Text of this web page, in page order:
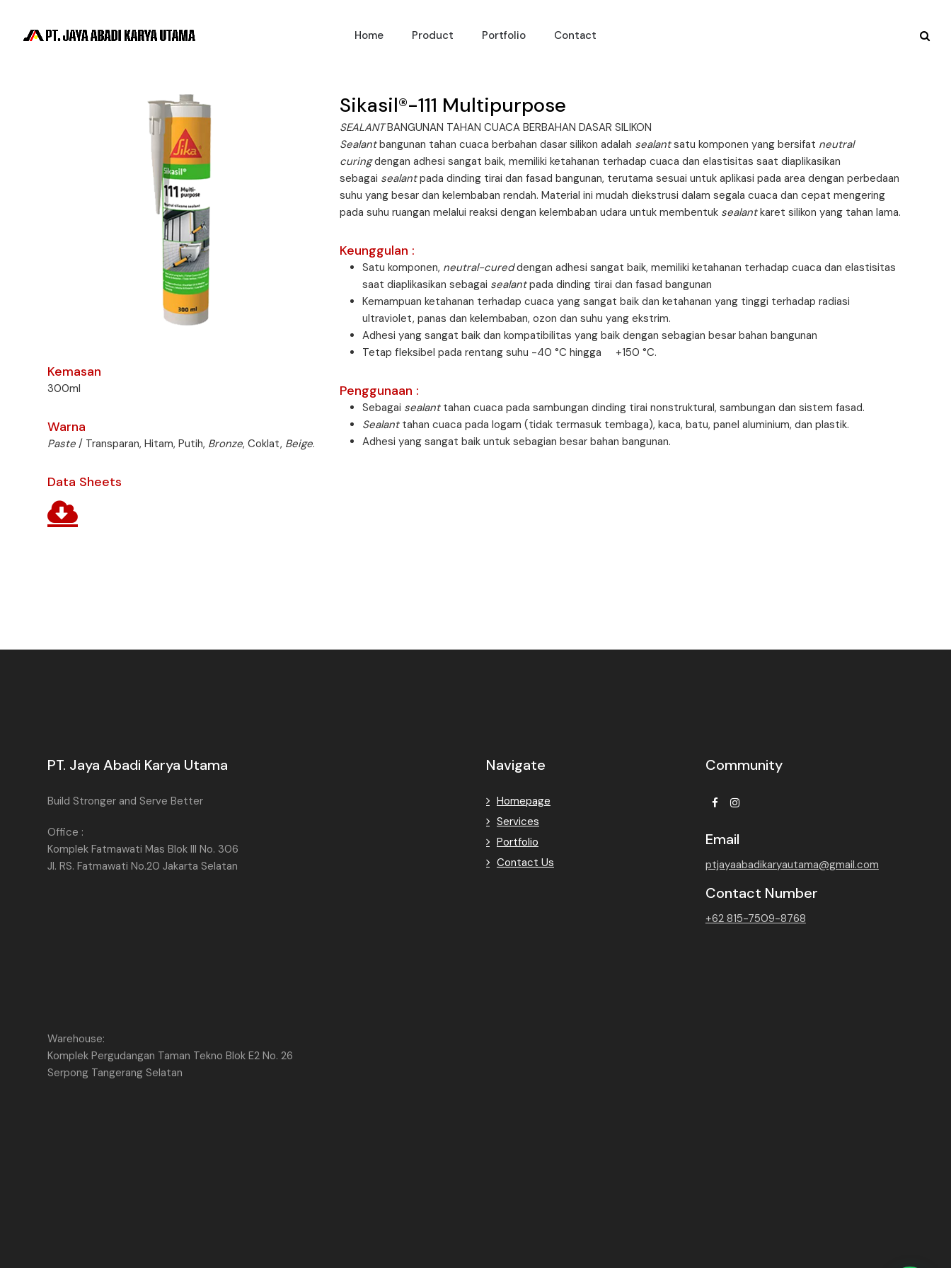
Home Product Portfolio Contact
Kemasan
300ml
Warna
Paste / Transparan, Hitam, Putih, Bronze, Coklat, Beige.
Data Sheets
Sikasil®-111 Multipurpose
SEALANTBANGUNAN TAHAN CUACA BERBAHAN DASAR SILIKON
Sealantbangunan tahan cuaca berbahan dasar silikon adalah sealantsatu komponen yang bersifat neutral
curingdengan adhesi sangat baik, memiliki ketahanan terhadap cuaca dan elastisitas saat diaplikasikan
sebagai sealantpada dinding tirai dan fasad bangunan, terutama sesuai untuk aplikasi pada area dengan perbedaan
suhu yang besar dan kelembaban rendah. Material ini mudah diekstrusi dalam segala cuaca dan cepat mengering
pada suhu ruangan melalui reaksi dengan kelembaban udara untuk membentuk sealantkaret silikon yang tahan lama.
Keunggulan :
Satu komponen, neutral-cureddengan adhesi sangat baik, memiliki ketahanan terhadap cuaca dan elastisitas
saat diaplikasikan sebagai sealantpada dinding tirai dan fasad bangunan
Kemampuan ketahanan terhadap cuaca yang sangat baik dan ketahanan yang tinggi terhadap radiasi
ultraviolet, panas dan kelembaban, ozon dan suhu yang ekstrim.
Adhesi yang sangat baik dan kompatibilitas yang baik dengan sebagian besar bahan bangunan
Tetap fleksibel pada rentang suhu -40 °C hingga +150 °C.
Penggunaan :
Sebagai sealanttahan cuaca pada sambungan dinding tirai nonstruktural, sambungan dan sistem fasad.
Sealanttahan cuaca pada logam (tidak termasuk tembaga), kaca, batu, panel aluminium, dan plastik.
Adhesi yang sangat baik untuk sebagian besar bahan bangunan.
PT. Jaya Abadi Karya Utama
Build Stronger and Serve Better
Office :
Komplek Fatmawati Mas Blok III No. 306
Jl. RS. Fatmawati No.20 Jakarta Selatan
Warehouse:
Komplek Pergudangan Taman Tekno Blok E2 No. 26
Serpong Tangerang Selatan
Navigate
Homepage
Services
Portfolio
Contact Us
Community
FacebookInstagram
Email
ptjayaabadikaryautama@gmail.com
Contact Number
+62 815-7509-8768